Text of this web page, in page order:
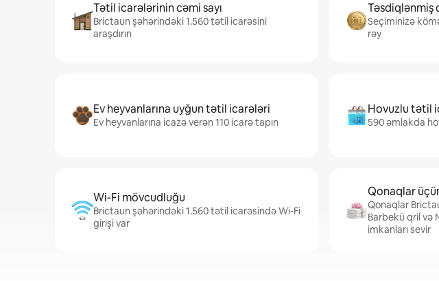
Tətil icarələrinin cəmi sayı
Brictaun şəhərindəki 1.560 tətil icarəsini
araşdırın
Təsdiqlənmiş
Seçiminizə
rəy
Ev heyvanlarına uyğun tətil icarələri
Ev heyvanlarına icazə verən 110 icarə tapın
Hovuzlu tətil
590 əmlakda
Wi-Fi mövcudluğu
Brictaun şəhərindəki 1.560 tətil icarəsində Wi-Fi
girişi var
Qonaqlar
Qonaqlar
Barbekü qril və
imkanları sevir